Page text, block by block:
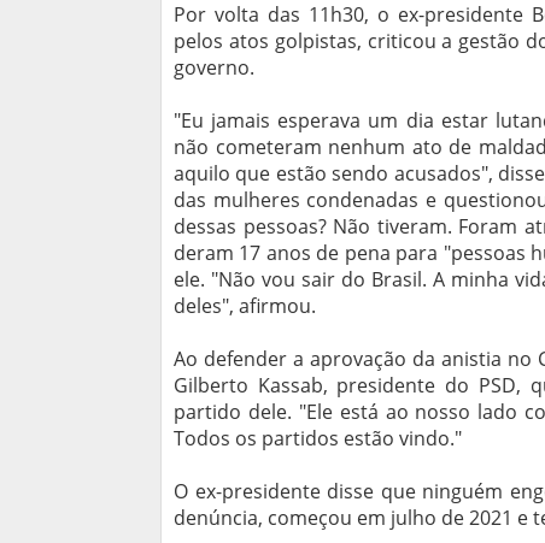
Por volta das 11h30, o ex-presidente
pelos atos golpistas, criticou a gestão
governo.
"Eu jamais esperava um dia estar
não cometeram nenhum ato de
aquilo que estão sendo acusados",
das mulheres condenadas e
dessas pessoas? Não tiveram. Foram
deram 17 anos de pena para "pessoas
ele. "Não vou sair do Brasil. A minha
deles", afirmou.
Ao defender a aprovação da anistia no
Gilberto Kassab, presidente do
partido dele. "Ele está ao nosso lado
Todos os partidos estão vindo."
O ex-presidente disse que ninguém
denúncia, começou em julho de 2021 e